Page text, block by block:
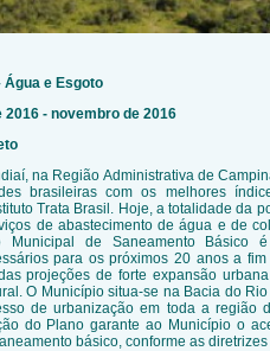
Água e Esgoto
2016 - novembro de 2016
na Região Administrativa de
brasileiras com os melhores
Trata Brasil. Hoje, atotalidade da
de abastecimento de água e de
Municipal de Saneamento Básico
para os próximos 20 anos a
projeções de forte expansão
O Município situa-se na Bacia do
de urbanização em toda a região
do Plano garante ao Município o
básico, conforme as